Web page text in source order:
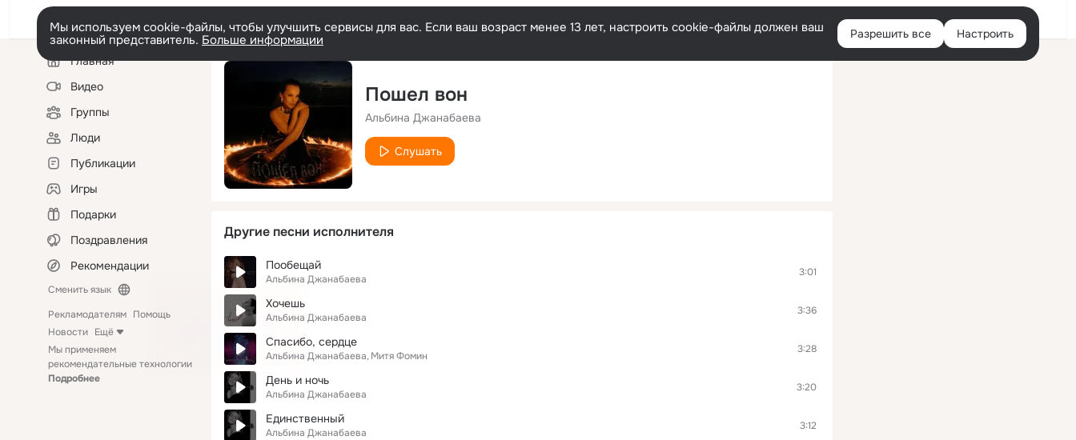
Войти
Мы используем cookie-файлы, чтобы улучшить сервисы для вас. Если ваш возраст менее 13 лет, настроить cookie-файлы должен ваш
законный представитель. Больше информации Разрешить все Настроить
Левая
колонкаГлавная
Видео
Группы
Люди
Публикации
Игры
Подарки
Поздравления
Рекомендации
Сменить язык
Рекламодателям Помощь
Новости Ещё
Мы применяем
рекомендательные технологии
Подробнее
Пошел вон
Альбина Джанабаева
Слушать
Другие песни исполнителя
Пообещай
Альбина Джанабаева
3:01
Хочешь
Альбина Джанабаева
3:36
Спасибо, сердце
Альбина Джанабаева Митя Фомин
3:28
День и ночь
Альбина Джанабаева
3:20
Единственный
Альбина Джанабаева
3:12